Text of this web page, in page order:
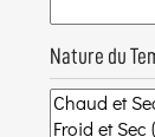
Nature du